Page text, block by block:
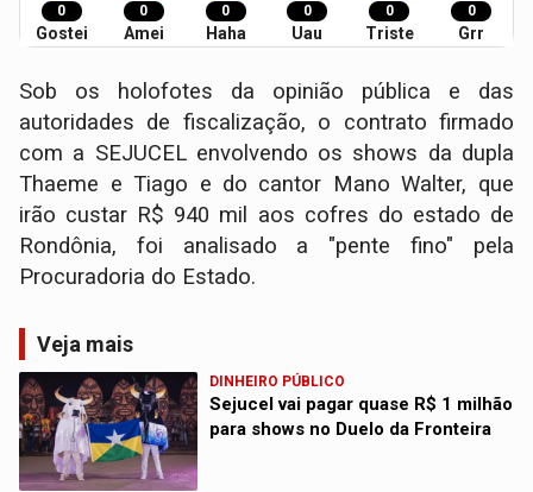
0
Gostei
0
Amei
0
Haha
0
Uau
0
Triste
0
Grr
Sob os holofotes da opinião pública e das
autoridades de fiscalização, o contrato firmado
com a SEJUCEL envolvendo os shows da dupla
Thaeme e Tiago e do cantor Mano Walter, que
irão custar R$ 940 mil aos cofres do estado de
Rondônia, foi analisado a "pente fino" pela
Procuradoria do Estado.
Veja mais
DINHEIRO PÚBLICO
Sejucel vai pagar quase R$ 1 milhão
para shows no Duelo da Fronteira